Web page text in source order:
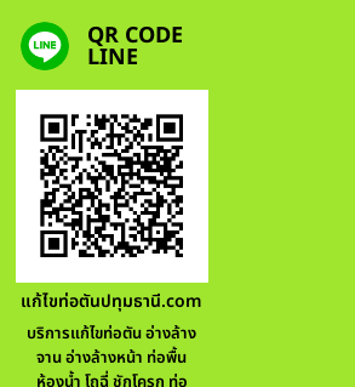
QR CODE
LINE
แก้ไขท่อตันปทุมธานี.com
บริการแก้ไขท่อตัน อ่างล้าง
จาน อ่างล้างหน้า ท่อพื้น